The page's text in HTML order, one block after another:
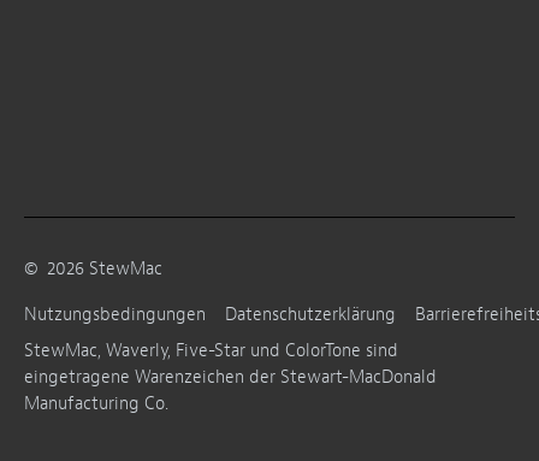
© 2026 StewMac
Nutzungsbedingungen
Datenschutzerklärung
StewMac, Waverly, Five-Star und ColorTone sind
eingetragene Warenzeichen der Stewart-MacDonald
Manufacturing Co.